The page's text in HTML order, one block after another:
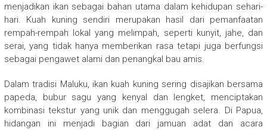
menjadikan ikan sebagai bahan utama dalam kehidupan sehari-
hari. Kuah kuning sendiri merupakan hasil dari pemanfaatan
rempah-rempah lokal yang melimpah, seperti kunyit, jahe, dan
serai, yang tidak hanya memberikan rasa tetapi juga berfungsi
sebagai pengawet alami dan penangkal bau amis.
Dalam tradisi Maluku, ikan kuah kuning sering disajikan bersama
papeda, bubur sagu yang kenyal dan lengket, menciptakan
kombinasi tekstur yang unik dan menggugah selera. Di Papua,
hidangan ini menjadi bagian dari jamuan adat dan acara